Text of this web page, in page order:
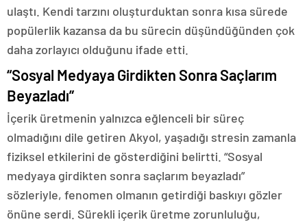
ulaştı. Kendi tarzını oluşturduktan sonra kısa sürede
popülerlik kazansa da bu sürecin düşündüğünden çok
daha zorlayıcı olduğunu ifade etti.
“Sosyal Medyaya Girdikten Sonra Saçlarım
Beyazladı”
İçerik üretmenin yalnızca eğlenceli bir süreç
olmadığını dile getiren Akyol, yaşadığı stresin zamanla
fiziksel etkilerini de gösterdiğini belirtti. “Sosyal
medyaya girdikten sonra saçlarım beyazladı”
sözleriyle, fenomen olmanın getirdiği baskıyı gözler
önüne serdi. Sürekli içerik üretme zorunluluğu,